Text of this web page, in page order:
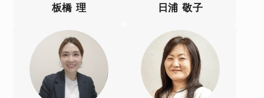
板橋 理 日浦 敬子